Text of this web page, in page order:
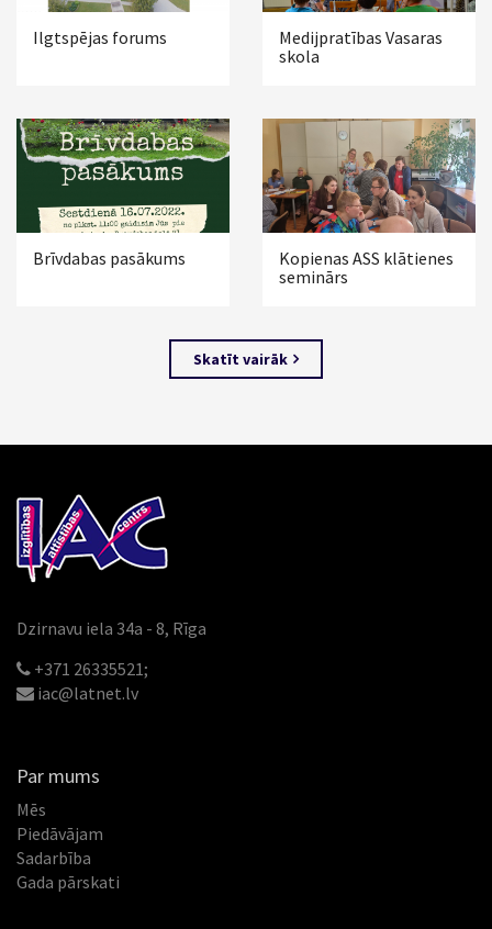
Ilgtspējas forums
Medijpratības Vasaras
skola
Brīvdabas pasākums
Kopienas ASS klātienes
seminārs
Skatīt vairāk
Dzirnavu iela 34a - 8, Rīga
+371 26335521;
iac@latnet.lv
Par mums
Mēs
Piedāvājam
Sadarbība
Gada pārskati